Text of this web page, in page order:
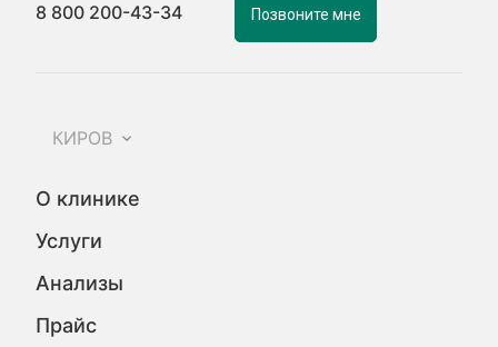
8 800 200-43-34 Позвоните мне
КИРОВ
О клинике
Услуги
Анализы
Прайс